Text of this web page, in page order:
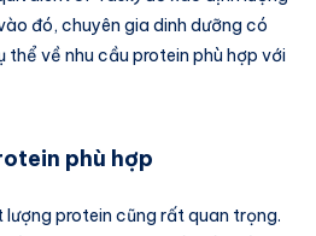
đó, chuyên gia dinh dưỡng có
thể về nhu cầu protein phù hợp với
phù hợp
lượng protein cũng rất quan trọng.